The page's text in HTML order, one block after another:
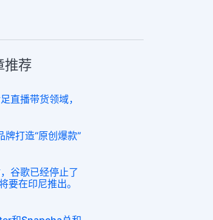
推荐
直播带货领域，
打造“原创爆款”
谷歌已经停止了
要在印尼推出。